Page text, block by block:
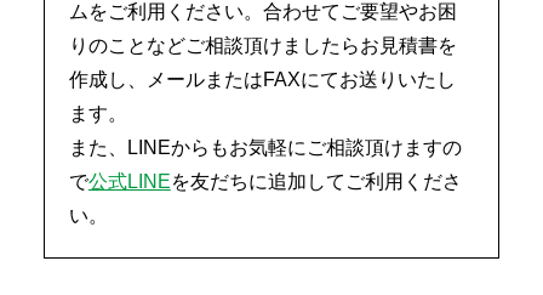
ムをご利用ください。合わせてご要望やお困
りのことなどご相談頂けましたらお見積書を
作成し、メールまたはFAXにてお送りいたし
ます。
また、LINEからもお気軽にご相談頂けますの
で公式LINEを友だちに追加してご利用くださ
い。